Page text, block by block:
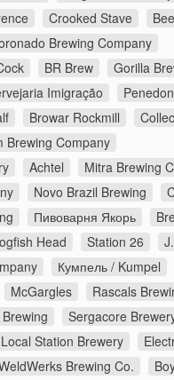
Crooked Stave
Brewing Company
BR Brew
Gorilla
Imigração
Browar Rockmill
Brewing Company
Achtel Mitra Brewing
Novo Brazil Brewing
Пивоварня Якорь
Head Station 26
Кумпель / Kumpel
McGargles
Rascals
Sergacore
Local Station Brewery
Brewing Co.